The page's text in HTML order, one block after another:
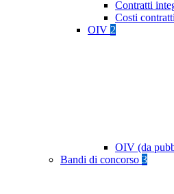
Contratti
Costi
OIV 2
OIV (da
Bandi di concorso 3